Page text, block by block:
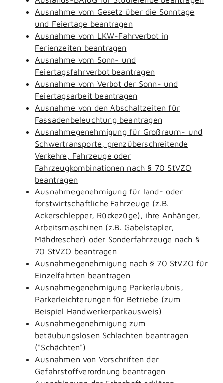
Ausnahme vom Gesetz über die Sonntage
und Feiertage beantragen
Ausnahme vom LKW-Fahrverbot in
Ferienzeiten beantragen
Ausnahme vom Sonn- und
Feiertagsfahrverbot beantragen
Ausnahme vom Verbot der Sonn- und
Feiertagsarbeit beantragen
Ausnahme von den Abschaltzeiten für
Fassadenbeleuchtung beantragen
Ausnahmegenehmigung für Großraum- und
Schwertransporte, grenzüberschreitende
Verkehre, Fahrzeuge oder
Fahrzeugkombinationen nach § 70 StVZO
beantragen
Ausnahmegenehmigung für land- oder
forstwirtschaftliche Fahrzeuge (z.B.
Ackerschlepper, Rückezüge), ihre Anhänger,
Arbeitsmaschinen (z.B. Gabelstapler,
Mähdrescher) oder Sonderfahrzeuge nach §
70 StVZO beantragen
Ausnahmegenehmigung nach § 70 StVZO für
Einzelfahrten beantragen
Ausnahmegenehmigung Parkerlaubnis,
Parkerleichterungen für Betriebe (zum
Beispiel Handwerkerparkausweis)
Ausnahmegenehmigung zum
betäubungslosen Schlachten beantragen
("Schächten")
Ausnahmen von Vorschriften der
Gefahrstoffverordnung beantragen